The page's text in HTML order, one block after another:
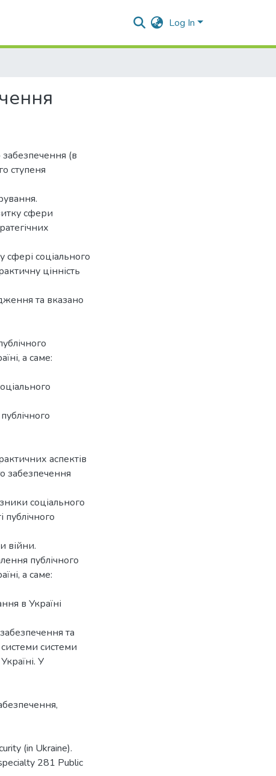
Log In
(в
ступеня
сфери
соціального
цінність
та вказано
а саме:
аспектів
забезпечення
соціального
публічного
війни.
публічного
а саме:
в Україні
та
системи
У
(in Ukraine).
281 Public